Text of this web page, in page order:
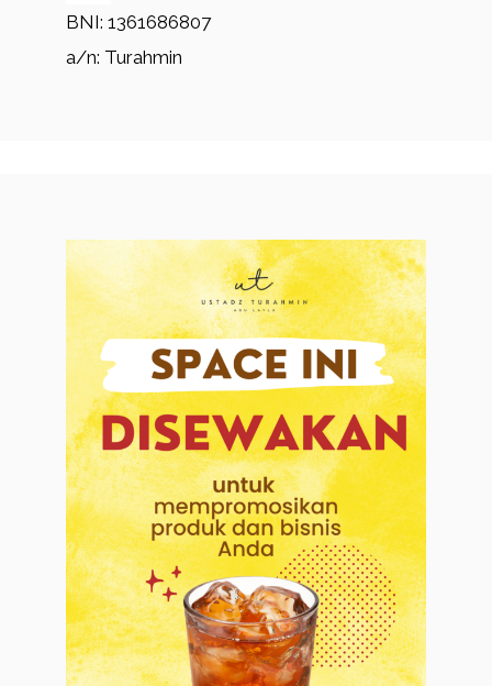
BNI: 1361686807
a/n: Turahmin